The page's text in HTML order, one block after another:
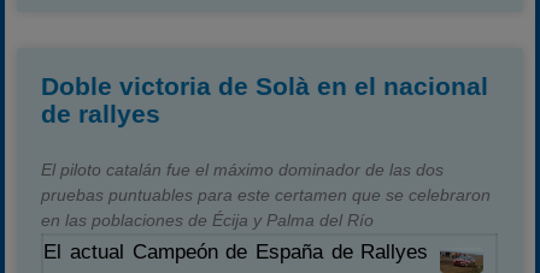
Doble victoria de Solà en el nacional
de rallyes
El piloto catalán fue el máximo dominador de las dos
pruebas puntuables para este certamen que se celebraron
en las poblaciones de Écija y Palma del Río
El actual Campeón de España de Rallyes